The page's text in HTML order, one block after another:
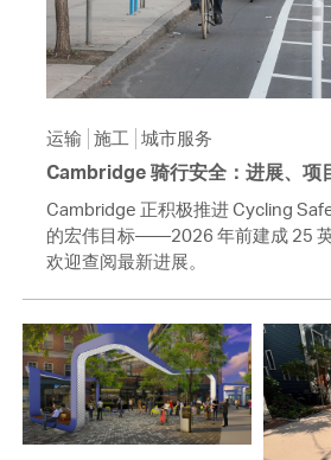
运输 施工 城市服务
Cambridge 骑行安全：进展、项
Cambridge 正积极推进 Cycling
的宏伟目标——2026 年前建成 25 英
欢迎查阅最新进展。